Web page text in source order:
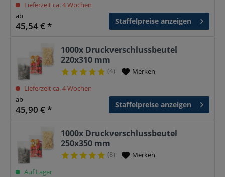
Lieferzeit ca. 4 Wochen
ab
45,54 € * Staffelpreise anzeigen
1000x Druckverschlussbeutel
220x310 mm
(4)¹ Merken
Lieferzeit ca. 4 Wochen
ab
45,90 € * Staffelpreise anzeigen
1000x Druckverschlussbeutel
250x350 mm
(8)¹ Merken
Auf Lager